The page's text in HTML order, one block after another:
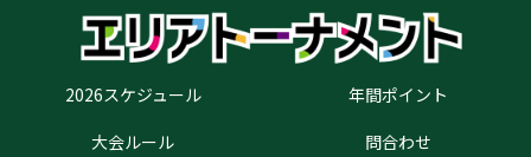
2026スケジュール
年間ポイント
大会ルール
問合わせ